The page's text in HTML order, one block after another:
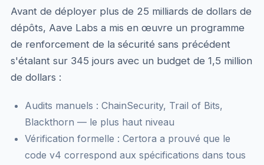
Avant de déployer plus de 25 milliards de dollars de
dépôts, Aave Labs a mis en œuvre un programme
de renforcement de la sécurité sans précédent
s'étalant sur 345 jours avec un budget de 1,5 million
de dollars :
Audits manuels : ChainSecurity, Trail of Bits,
Blackthorn — le plus haut niveau
Vérification formelle : Certora a prouvé que le
code v4 correspond aux spécifications dans tous